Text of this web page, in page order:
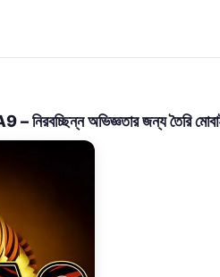
– নিরবচ্ছিন্ন অভিজ্ঞতার জন্য তৈরি